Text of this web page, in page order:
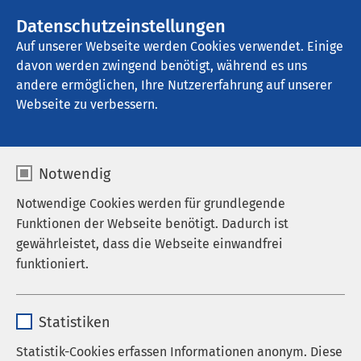
Datenschutzeinstellungen
Auf unserer Webseite werden Cookies verwendet. Einige
davon werden zwingend benötigt, während es uns
andere ermöglichen, Ihre Nutzererfahrung auf unserer
Webseite zu verbessern.
Notwendig
Notwendige Cookies werden für grundlegende
Funktionen der Webseite benötigt. Dadurch ist
gewährleistet, dass die Webseite einwandfrei
funktioniert.
Anbieter sgalinski
Statistiken
Statistik-Cookies erfassen Informationen anonym. Diese
AMEOS Klinikum für Forensische
Psychiatrie und Psychotherapie Osnabrück